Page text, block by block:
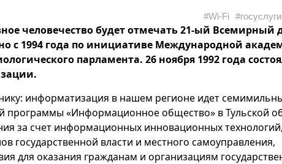
#Wi-Fi #госуслуги
человечество будет отмечать 21-ый Всемирный
с 1994 года по инициативе Международной
парламента. 26 ноября 1992 года
информатизация в нашем регионе идет
программы «Информационное общество» в Тульской
за счет информационных инновационных технологий,
государственной власти и местного самоуправления,
для оказания гражданам и организациям